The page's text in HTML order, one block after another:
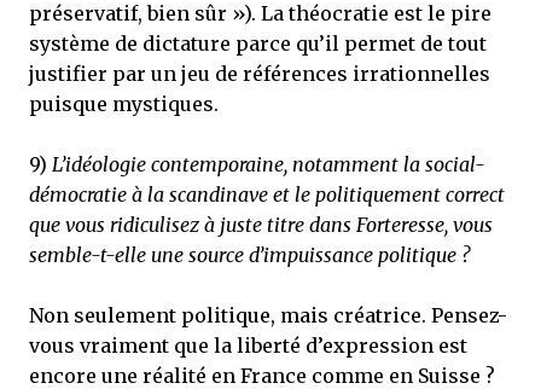
préservatif, bien sûr »). La théocratie est le pire
système de dictature parce qu’il permet de tout
justifier par un jeu de références irrationnelles
puisque mystiques.
9) L’idéologie contemporaine, notamment la social-
démocratie à la scandinave et le politiquement correct
que vous ridiculisez à juste titre dans Forteresse, vous
semble-t-elle une source d’impuissance politique ?
Non seulement politique, mais créatrice. Pensez-
vous vraiment que la liberté d’expression est
encore une réalité en France comme en Suisse ?